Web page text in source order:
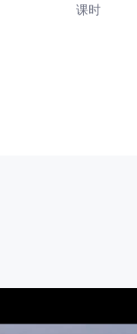
课时